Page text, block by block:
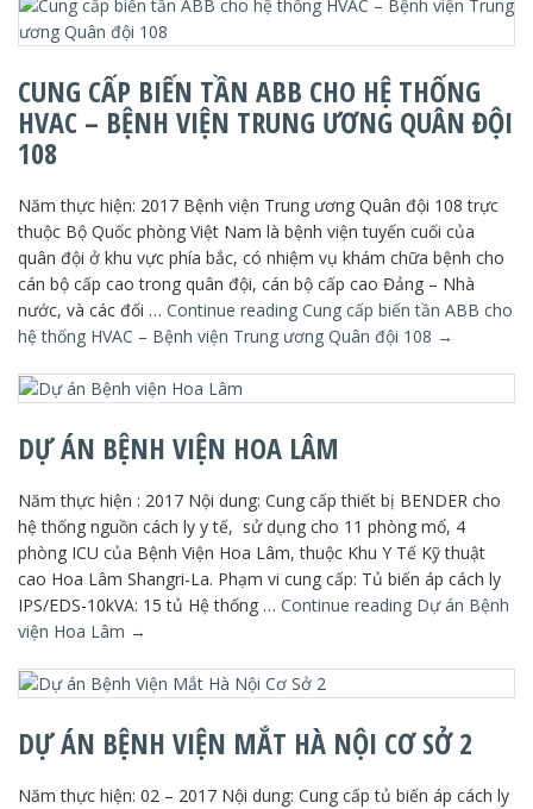
CUNG CẤP BIẾN TẦN ABB CHO HỆ THỐNG
HVAC – BỆNH VIỆN TRUNG ƯƠNG QUÂN ĐỘI
108
Năm thực hiện: 2017 Bệnh viện Trung ương Quân đội 108 trực
thuộc Bộ Quốc phòng Việt Nam là bệnh viện tuyến cuối của
quân đội ở khu vực phía bắc, có nhiệm vụ khám chữa bệnh cho
cán bộ cấp cao trong quân đội, cán bộ cấp cao Đảng – Nhà
nước, và các đối … Continue reading Cung cấp biến tần ABB cho
hệ thống HVAC – Bệnh viện Trung ương Quân đội 108 →
DỰ ÁN BỆNH VIỆN HOA LÂM
Năm thực hiện : 2017 Nội dung: Cung cấp thiết bị BENDER cho
hệ thống nguồn cách ly y tế, sử dụng cho 11 phòng mổ, 4
phòng ICU của Bệnh Viện Hoa Lâm, thuộc Khu Y Tế Kỹ thuật
cao Hoa Lâm Shangri-La. Phạm vi cung cấp: Tủ biến áp cách ly
IPS/EDS-10kVA: 15 tủ Hệ thống … Continue reading Dự án Bệnh
viện Hoa Lâm →
DỰ ÁN BỆNH VIỆN MẮT HÀ NỘI CƠ SỞ 2
Năm thực hiện: 02 – 2017 Nội dung: Cung cấp tủ biến áp cách ly